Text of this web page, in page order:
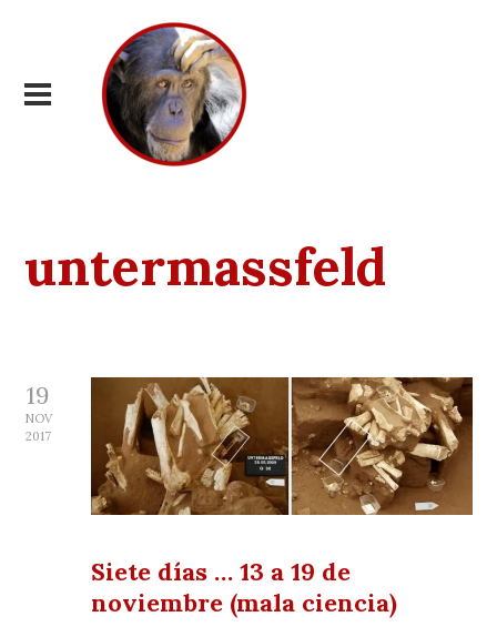
untermassfeld
19
NOV
2017
Siete días … 13 a 19 de
noviembre (mala ciencia)